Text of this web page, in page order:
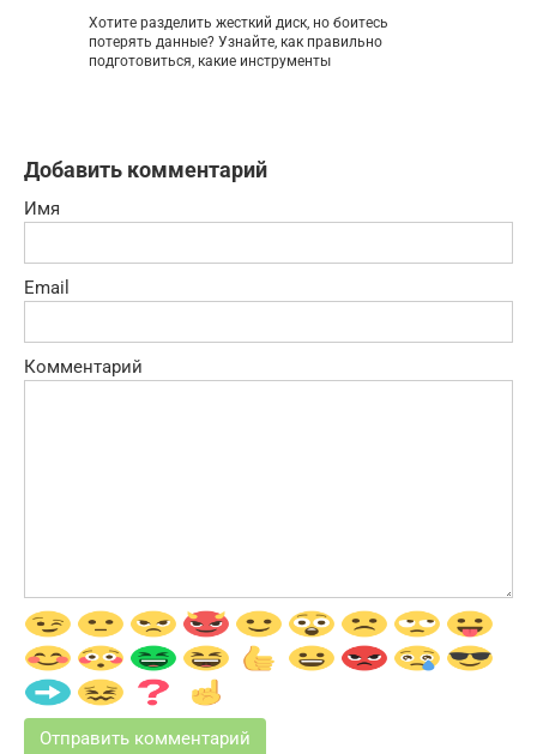
Хотите разделить жесткий диск, но боитесь
потерять данные? Узнайте, как правильно
подготовиться, какие инструменты
Добавить комментарий
Имя
Email
Комментарий